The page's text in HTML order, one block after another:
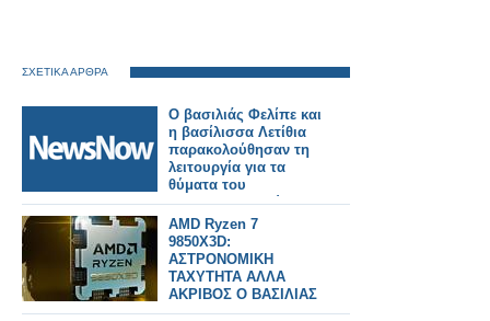
ΣΧΕΤΙΚΑ ΑΡΘΡΑ
Ο βασιλιάς Φελίπε και
η βασίλισσα Λετίθια
παρακολούθησαν τη
λειτουργία για τα
θύματα του
σιδηροδρομικού
δυστυχήματος στην
Ισπανία
AMD Ryzen 7
9850X3D:
ΑΣΤΡΟΝΟΜΙΚΗ
ΤΑΧΥΤΗΤΑ ΑΛΛΑ
ΑΚΡΙΒΟΣ Ο ΒΑΣΙΛΙΑΣ
ΤΟΥ gaming